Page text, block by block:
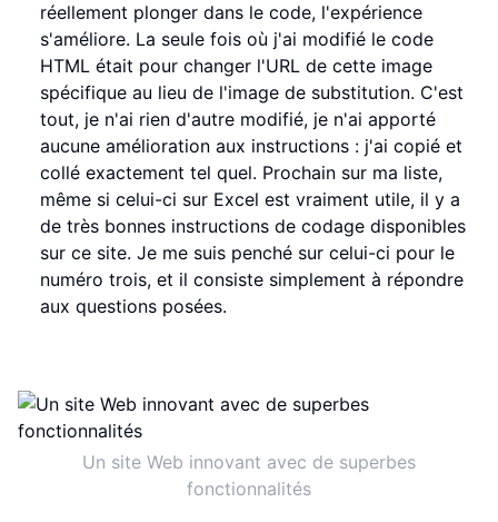
réellement plonger dans le code, l'expérience
s'améliore. La seule fois où j'ai modifié le code
HTML était pour changer l'URL de cette image
spécifique au lieu de l'image de substitution. C'est
tout, je n'ai rien d'autre modifié, je n'ai apporté
aucune amélioration aux instructions : j'ai copié et
collé exactement tel quel. Prochain sur ma liste,
même si celui-ci sur Excel est vraiment utile, il y a
de très bonnes instructions de codage disponibles
sur ce site. Je me suis penché sur celui-ci pour le
numéro trois, et il consiste simplement à répondre
aux questions posées.
Un site Web innovant avec de superbes
fonctionnalités